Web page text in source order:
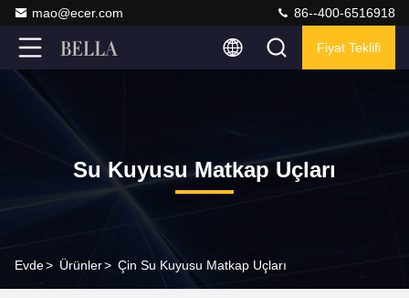
mao@ecer.com 86--400-6516918
Fiyat Teklifi
Su Kuyusu Matkap Uçları
Evde> Ürünler> Çin Su Kuyusu Matkap Uçları